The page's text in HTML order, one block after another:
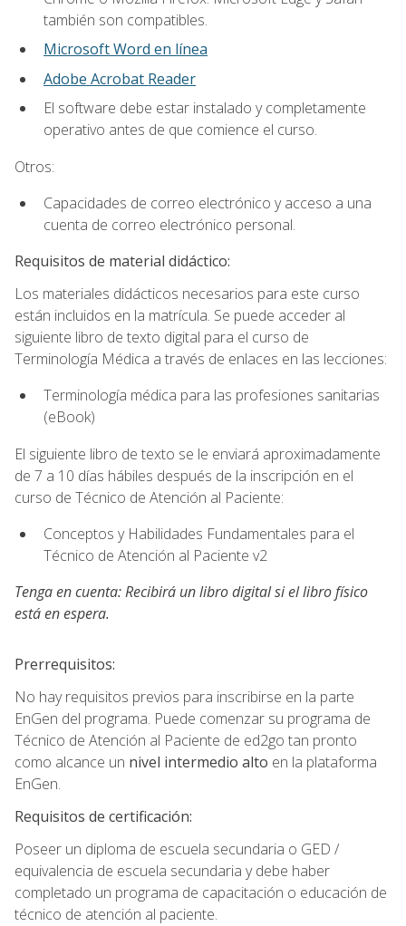
también son compatibles.
Microsoft Word en línea
Adobe Acrobat Reader
El software debe estar instalado y completamente
operativo antes de que comience el curso.
Otros:
Capacidades de correo electrónico y acceso a una
cuenta de correo electrónico personal.
Requisitos de material didáctico:
Los materiales didácticos necesarios para este curso
están incluidos en la matrícula. Se puede acceder al
siguiente libro de texto digital para el curso de
Terminología Médica a través de enlaces en las lecciones:
Terminología médica para las profesiones sanitarias
(eBook)
El siguiente libro de texto se le enviará aproximadamente
de 7 a 10 días hábiles después de la inscripción en el
curso de Técnico de Atención al Paciente:
Conceptos y Habilidades Fundamentales para el
Técnico de Atención al Paciente v2
Tenga en cuenta: Recibirá un libro digital si el libro físico
está en espera.
Prerrequisitos:
No hay requisitos previos para inscribirse en la parte
EnGen del programa. Puede comenzar su programa de
Técnico de Atención al Paciente de ed2go tan pronto
como alcance un nivel intermedio alto en la plataforma
EnGen.
Requisitos de certificación:
Poseer un diploma de escuela secundaria o GED /
equivalencia de escuela secundaria y debe haber
completado un programa de capacitación o educación de
técnico de atención al paciente.